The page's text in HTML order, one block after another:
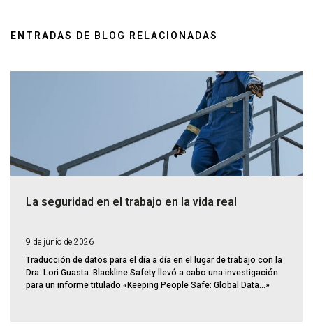
ENTRADAS DE BLOG RELACIONADAS
La seguridad en el trabajo en la vida real
9 de junio de 2026
Traducción de datos para el día a día en el lugar de trabajo con la
Dra. Lori Guasta. Blackline Safety llevó a cabo una investigación
para un informe titulado «Keeping People Safe: Global Data...»